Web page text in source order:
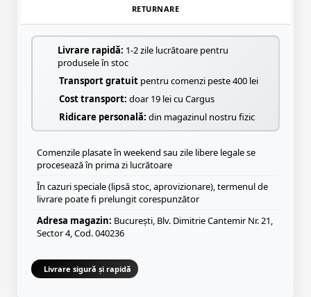
RETURNARE
Livrare rapidă: 1-2 zile lucrătoare pentru
produsele în stoc
Transport gratuit pentru comenzi peste 400 lei
Cost transport: doar 19 lei cu Cargus
Ridicare personală: din magazinul nostru fizic
Comenzile plasate în weekend sau zile libere legale se
procesează în prima zi lucrătoare
În cazuri speciale (lipsă stoc, aprovizionare), termenul de
livrare poate fi prelungit corespunzător
Adresa magazin: București, Blv. Dimitrie Cantemir Nr. 21,
Sector 4, Cod. 040236
Livrare sigură și rapidă